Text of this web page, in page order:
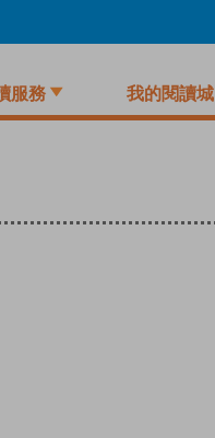
服務 我的閱讀城